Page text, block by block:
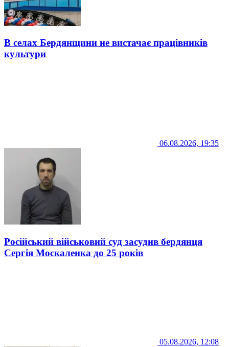
В селах Бердянщини не вистачає працівників
культури
06.08.2026, 19:35
Російський військовий суд засудив бердянця
Сергія Москаленка до 25 років
05.08.2026, 12:08